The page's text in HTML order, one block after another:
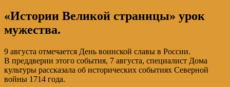
«Истории Великой страницы» урок
мужества.
9 августа отмечается День воинской славы в России.
В преддверии этого события, 7 августа, специалист Дома
культуры рассказала об исторических событиях Северной
войны 1714 года.